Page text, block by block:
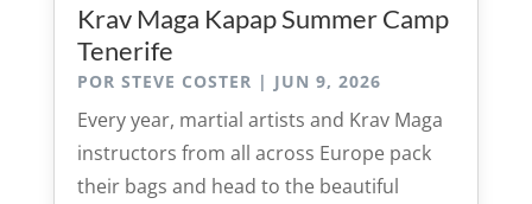
Krav Maga Kapap Summer Camp
Tenerife
POR STEVE COSTER | JUN 9, 2026
Every year, martial artists and Krav Maga
instructors from all across Europe pack
their bags and head to the beautiful